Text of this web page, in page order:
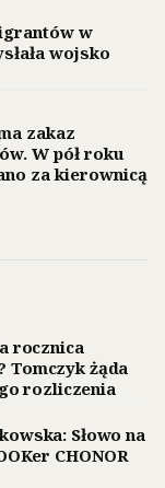
w
wojsko
zakaz
W pół roku
za kierownicą
rocznica
Tomczyk żąda
rozliczenia
Słowo na
CHONOR